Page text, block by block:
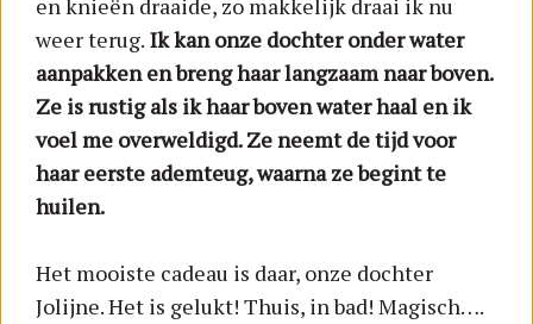
en knieën draaide, zo makkelijk draai ik nu
weer terug. Ik kan onze dochter onder water
aanpakken en breng haar langzaam naar boven.
Ze is rustig als ik haar boven water haal en ik
voel me overweldigd. Ze neemt de tijd voor
haar eerste ademteug, waarna ze begint te
huilen.
Het mooiste cadeau is daar, onze dochter
Jolijne. Het is gelukt! Thuis, in bad! Magisch….